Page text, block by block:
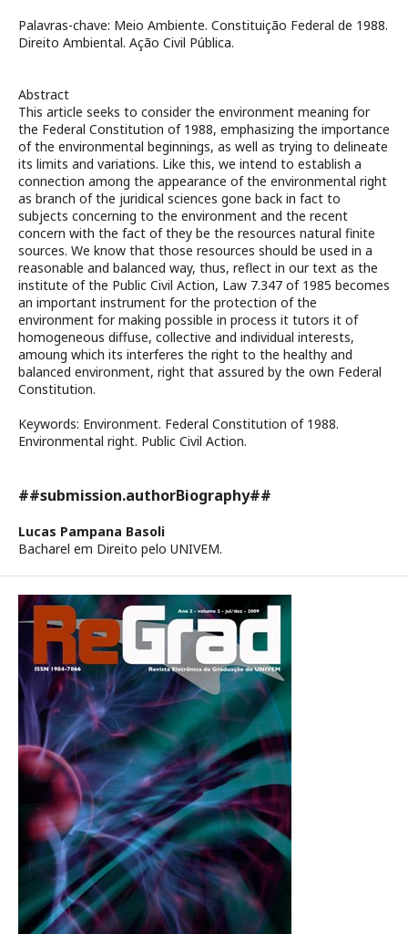
Palavras-chave: Meio Ambiente. Constituição Federal de 1988.
Direito Ambiental. Ação Civil Pública.
Abstract
This article seeks to consider the environment meaning for
the Federal Constitution of 1988, emphasizing the importance
of the environmental beginnings, as well as trying to delineate
its limits and variations. Like this, we intend to establish a
connection among the appearance of the environmental right
as branch of the juridical sciences gone back in fact to
subjects concerning to the environment and the recent
concern with the fact of they be the resources natural finite
sources. We know that those resources should be used in a
reasonable and balanced way, thus, reflect in our text as the
institute of the Public Civil Action, Law 7.347 of 1985 becomes
an important instrument for the protection of the
environment for making possible in process it tutors it of
homogeneous diffuse, collective and individual interests,
amoung which its interferes the right to the healthy and
balanced environment, right that assured by the own Federal
Constitution.
Keywords: Environment. Federal Constitution of 1988.
Environmental right. Public Civil Action.
##submission.authorBiography##
Lucas Pampana Basoli
Bacharel em Direito pelo UNIVEM.